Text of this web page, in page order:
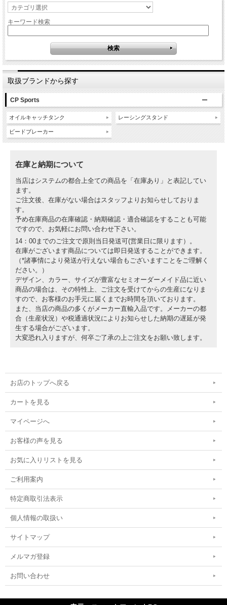
キーワード検索
取扱ブランドから探す
CP Sports
オイルキャッチタンク
ビードブレーカー
レーシングスタンド
在庫と納期について
当店はシステムの都合上全ての商品を「在庫あり」と表記してい
ます。
ご注文後、在庫がない場合はスタッフよりお知らせしておりま
す。
予め在庫商品の在庫確認・納期確認・適合確認をすることも可能
ですので、お気軽にお問い合わせ下さい。
14：00までのご注文で原則当日発送可(営業日に限ります）。
在庫がございます商品については即日発送することができます。
（*諸事情により発送が行えない場合もございますことをご理解く
ださい。）
デザイン、カラー、サイズが豊富なセミオーダーメイド品に近い
商品の場合は、その特性上、ご注文を受けてからの生産になりま
すので、お客様のお手元に届くまでお時間を頂いております。
また、当店の商品の多くがメーカー直輸入品です。メーカーの都
合（生産状況）や税通過状況によりお知らせした納期の遅延が発
生する場合がございます。
大変恐れ入りますが、何卒ご了承の上ご注文をお願い致します。
お店のトップへ戻る
カートを見る
マイページへ
お客様の声を見る
お気に入りリストを見る
ご利用案内
特定商取引法表示
個人情報の取扱い
サイトマップ
メルマガ登録
お問い合わせ